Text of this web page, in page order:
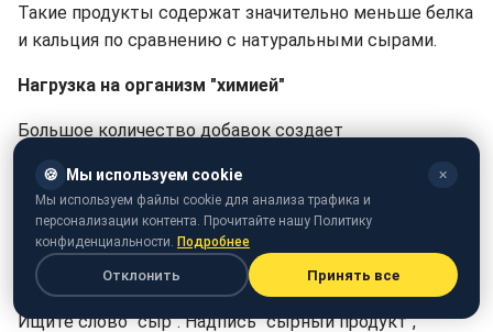
Такие продукты содержат значительно меньше белка
и кальция по сравнению с натуральными сырами.
Нагрузка на организм "химией"
Большое количество добавок создает
Как выбрать нормальный сыр?
Лучший способ уберечь себя -внимательно читать
этикетку
перед покупкой:
Ищите слово "сыр". Надпись "сырный продукт",
🍪 Мы используем cookie ✕
Мы используем файлы cookie для анализа трафика и
персонализации контента. Прочитайте нашу Политику
конфиденциальности. Подробнее
Отклонить Принять все